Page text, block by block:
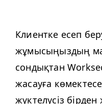
Клиентке есеп
жұмысыңыздың
сондықтан
жасауға
жүктелусіз